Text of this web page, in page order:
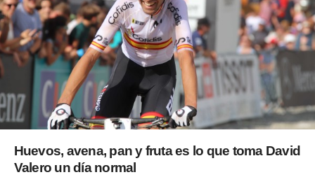
Huevos, avena, pan y fruta es lo que toma David
Valero un día normal